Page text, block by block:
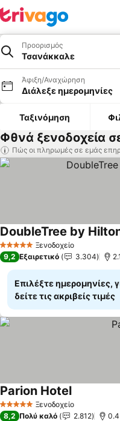
Προορισμός
Τσανάκκαλε
Άφιξη/Αναχώρηση
Διάλεξε ημερομηνίες
Ταξινόμηση
Φθνά ξενοδοχεία
Πώς οι πληρωμές σε εμάς
5 Αστέρια Ξενοδοχείο
DoubleTree by
9,2 Εξαιρετικό 3.304
Επιλέξτε ημερομηνίες,
δείτε τις ακριβείς τιμές
5 Αστέρια Ξενοδοχείο
Parion Hotel
8,2 Πολύ καλό 2.812 0.4